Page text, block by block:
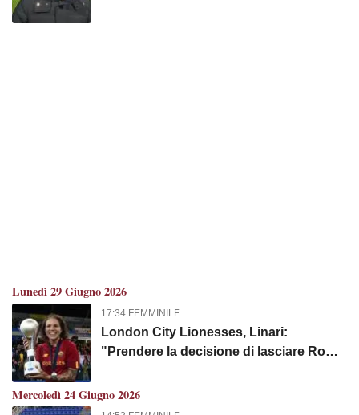
Lunedì 29 Giugno 2026
17:34 FEMMINILE
London City Lionesses, Linari:
"Prendere la decisione di lasciare Roma
Mercoledì 24 Giugno 2026